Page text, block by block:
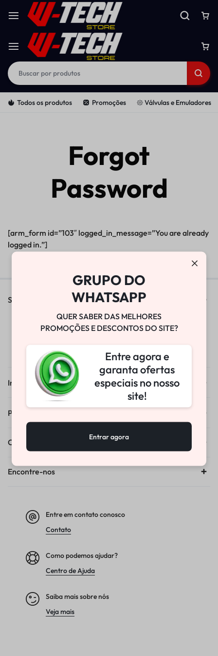
Todos os produtos Promoções 𑁍 Válvulas e Emuladores
Forgot
Password
[arm_form id=”103″ logged_in_message=”You are already
logged in.”]
Sobre
Contato
Informações
Pedidos e Entregas
Compras
Encontre-nos
Entre em contato conosco
Contato
Como podemos ajudar?
Centro de Ajuda
Saiba mais sobre nós
Veja mais
GRUPO DO
WHATSAPP
QUER SABER DAS MELHORES
PROMOÇÕES E DESCONTOS DO SITE?
Entre agora e
garanta ofertas
especiais no nosso
site!
Entrar agora